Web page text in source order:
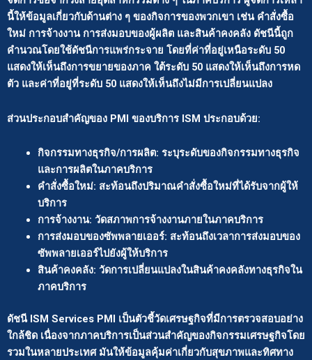
นี้ให้ข้อมูลเกี่ยวกับด้านต่าง ๆ ของกิจการของพวกเขา เช่น คำสั่งซื้อ
ใหม่ การจ้างงาน การส่งมอบของผู้ผลิต และสินค้าคงคลัง ดัชนีนี้ถูก
คำนวณโดยใช้ดัชนีการแพร่กระจาย โดยที่ค่าที่อยู่เหนือระดับ 50
แสดงให้เห็นถึงการขยายของภาค ใต้ระดับ 50 แสดงให้เห็นถึงการหด
ตัว และค่าที่อยู่ที่ระดับ 50 แสดงให้เห็นถึงไม่มีการเปลี่ยนแปลง
ส่วนประกอบสำคัญของ PMI ของบริการ ISM ประกอบด้วย:
กิจกรรมทางธุรกิจ/การผลิต: ระบุระดับของกิจกรรมทางธุรกิจ
และการผลิตในภาคบริการ
คำสั่งซื้อใหม่: สะท้อนถึงปริมาณคำสั่งซื้อใหม่ที่ได้รับจากผู้ให้
บริการ
การจ้างงาน: วัดสภาพการจ้างงานภายในภาคบริการ
การส่งมอบของซัพพลายเออร์: สะท้อนถึงเวลาการส่งมอบของ
ซัพพลายเออร์ไปยังผู้ให้บริการ
สินค้าคงคลัง: วัดการเปลี่ยนแปลงในสินค้าคงคลังทางธุรกิจใน
ภาคบริการ
ดัชนี ISM Services PMI เป็นตัวชี้วัดเศรษฐกิจที่มีการตรวจสอบอย่าง
ใกล้ชิด เนื่องจากภาคบริการเป็นส่วนสำคัญของกิจกรรมเศรษฐกิจโดย
รวมในหลายประเทศ มันให้ข้อมูลคุ้มค่าเกี่ยวกับสุขภาพและทิศทาง